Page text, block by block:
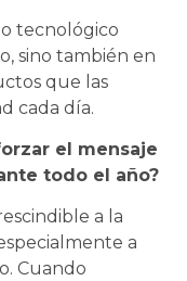
tecnológico
sino también en
que las
cada día.
el mensaje
todo el año?
a la
a
Cuando